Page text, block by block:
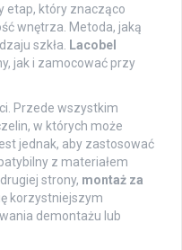
etap, który znacząco
wnętrza. Metoda, jaką
szkła. Lacobel
jak i zamocować przy
Przede wszystkim
w których może
jednak, aby zastosować
z materiałem
strony, montaż za
korzystniejszym
demontażu lub